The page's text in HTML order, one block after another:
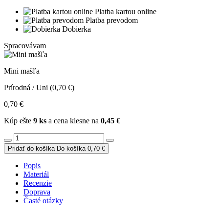
Platba kartou online
Platba prevodom
Dobierka
Spracovávam
Mini mašľa
Prírodná / Uni (0,70 €)
0,70 €
Kúp ešte 9 ks a cena klesne na 0,45 €
Pridať do košíka Do košíka 0,70 €
Popis
Materiál
Recenzie
Doprava
Časté otázky